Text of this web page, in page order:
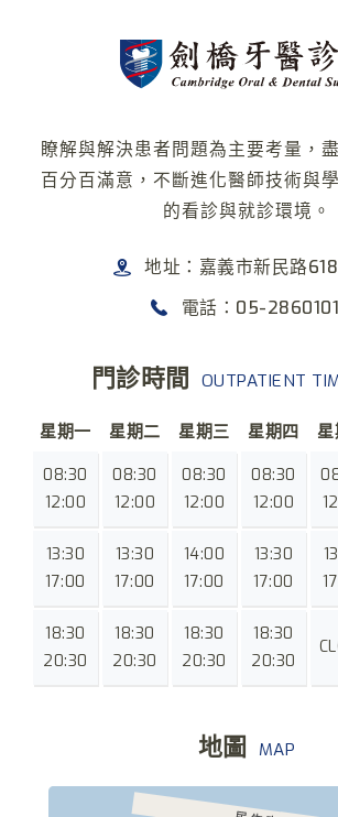
瞭解與解決患者問題為主要考量，
百分百滿意，不斷進化醫師技術與
的看診與就診環境。
地址：嘉義市新民路
電話：05-2860101
門診時間 OUTPATIENT
星期一 星期二 星期三 星期四
08:30
12:00
08:30
12:00
08:30
12:00
08:30
12:00
13:30
17:00
13:30
17:00
14:00
17:00
13:30
17:00
18:30
20:30
18:30
20:30
18:30
20:30
18:30
20:30
地圖 MAP